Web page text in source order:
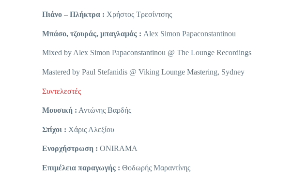
Πιάνο – Πλήκτρα : Χρήστος Τρεσίντσης
Μπάσο, τζουράς, μπαγλαμάς : Alex Simon Papaconstantinou
Mixed by Alex Simon Papaconstantinou @ The Lounge Recordings
Mastered by Paul Stefanidis @ Viking Lounge Mastering, Sydney
Συντελεστές
Μουσική : Αντώνης Βαρδής
Στίχοι : Χάρις Αλεξίου
Ενορχήστρωση : ONIRAMA
Επιμέλεια παραγωγής : Θοδωρής Μαραντίνης